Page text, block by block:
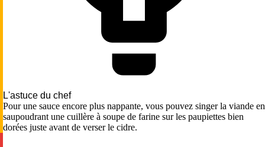
L'astuce du chef
Pour une sauce encore plus nappante, vous pouvez singer la viande en
saupoudrant une cuillère à soupe de farine sur les paupiettes bien
dorées juste avant de verser le cidre.